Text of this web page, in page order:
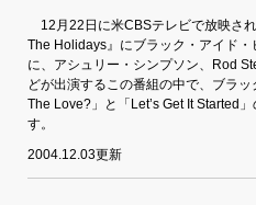
12月22日に米CBSテレビで放映さ
The Holidays』にブラック・アイド
に、アシュリー・シンプソン、Rod
どが出演するこの番組の中で、ブラ
The Love?」と「Let’s Get It Started
す。
2004.12.03更新